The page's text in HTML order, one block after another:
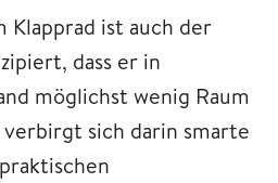
Klapprad ist auch der
dass er in
möglichst wenig Raum
sich darin smarte